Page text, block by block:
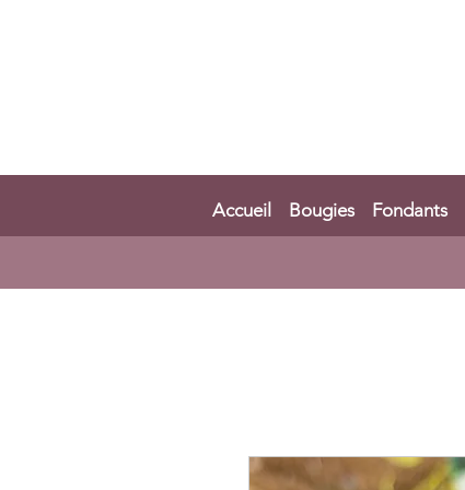
Accueil Bougies Fondants